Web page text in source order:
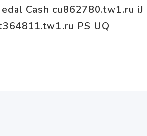
Cash cu862780.tw1.ru iJ
PS UQ